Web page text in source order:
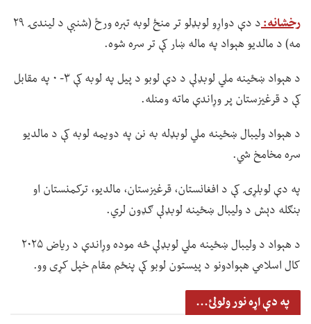
رخشانه:
د دې دواړو لوبډلو تر منځ لوبه تېره ورځ (شنبې د لیندۍ ۲۹
مه) د مالدیو هېواد په ماله ښار کې تر سره شوه.
د هېواد ښځینه ملي لوبډلې د دې لوبو د پیل په لوبه کې ۳- ۰ په مقابل
کې د قرغیزستان پر وړاندې ماته ومنله.
د هېواد ولیبال ښځینه ملي لوبډله به نن په دویمه لوبه کې د مالدیو
سره مخامخ شي.
په دې لوبلړۍ کې د افغانستان، قرغیزستان، مالدیو، ترکمنستان او
بنګله دېش د ولیبال ښځینه لوبډلې ګډون لري.
د هېواد د ولیبال ښځینه ملي لوبډلې څه موده وړاندې د ریاض ۲۰۲۵
کال اسلامي هېوادونو د پیستون لوبو کې پنځم مقام خپل کړی وو.
په دې اړه نور ولولئ...